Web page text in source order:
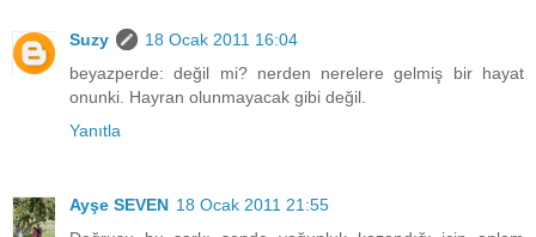
Suzy
18 Ocak 2011 16:04
beyazperde: değil mi? nerden nerelere gelmiş bir hayat
onunki. Hayran olunmayacak gibi değil.
Yanıtla
Ayşe SEVEN 18 Ocak 2011 21:55